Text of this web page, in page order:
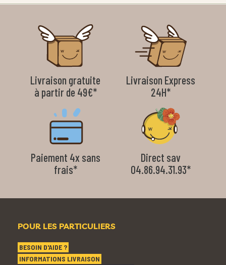
Livraison gratuite
à partir de 49€*
Livraison Express
24H*
Paiement 4x sans
frais*
Direct sav
04.86.94.31.93*
POUR LES PARTICULIERS
BESOIN D'AIDE ?
INFORMATIONS LIVRAISON